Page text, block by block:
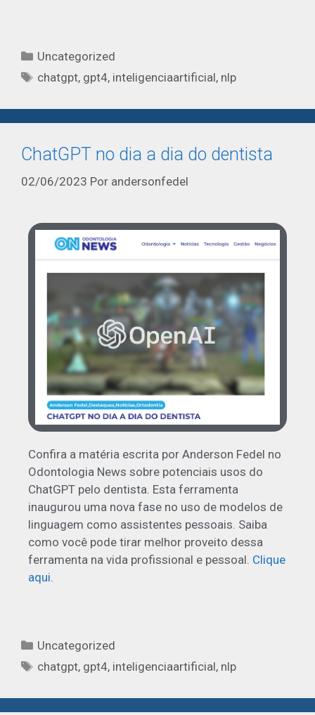
Uncategorized
chatgpt, gpt4, inteligenciaartificial, nlp
ChatGPT no dia a dia do dentista
02/06/2023 Por andersonfedel
Confira a matéria escrita por Anderson Fedel no
Odontologia News sobre potenciais usos do
ChatGPT pelo dentista. Esta ferramenta
inaugurou uma nova fase no uso de modelos de
linguagem como assistentes pessoais. Saiba
como você pode tirar melhor proveito dessa
ferramenta na vida profissional e pessoal. Clique
aqui
Uncategorized
chatgpt, gpt4, inteligenciaartificial, nlp